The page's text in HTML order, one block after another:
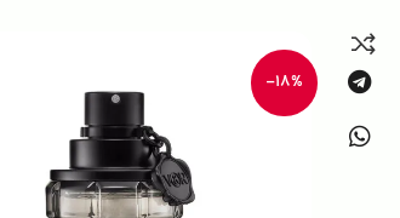
-18%